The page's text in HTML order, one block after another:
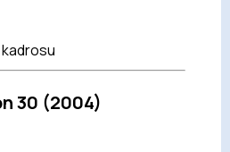
30 (2004)